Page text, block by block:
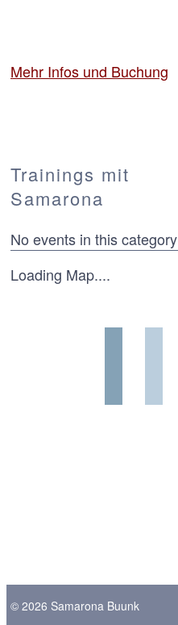
Loading Map....
Mehr Infos und Buchung
Trainings mit
Samarona
No events in this category
© 2026 Samarona Buunk